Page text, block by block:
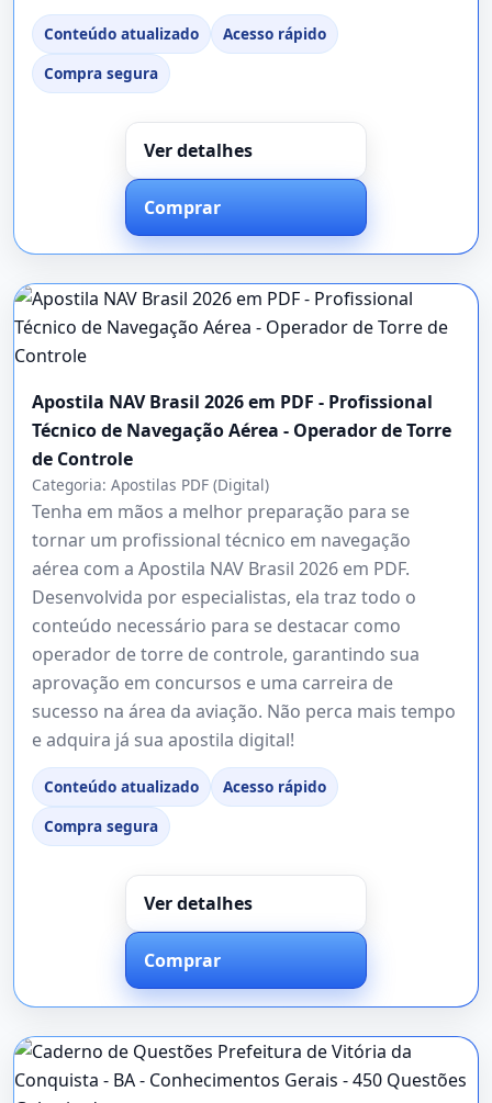
Conteúdo atualizado
Acesso rápido
Compra segura
Ver detalhes
Comprar
Apostila NAV Brasil 2026 em PDF - Profissional
Técnico de Navegação Aérea - Operador de Torre
de Controle
Categoria: Apostilas PDF (Digital)
Tenha em mãos a melhor preparação para se
tornar um profissional técnico em navegação
aérea com a Apostila NAV Brasil 2026 em PDF.
Desenvolvida por especialistas, ela traz todo o
conteúdo necessário para se destacar como
operador de torre de controle, garantindo sua
aprovação em concursos e uma carreira de
sucesso na área da aviação. Não perca mais tempo
e adquira já sua apostila digital!
Conteúdo atualizado
Acesso rápido
Compra segura
Ver detalhes
Comprar